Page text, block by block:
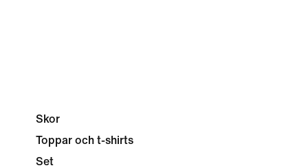
Skor
Toppar och t-shirts
Set